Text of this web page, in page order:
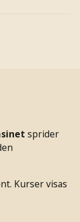
sprider
Kurser visas